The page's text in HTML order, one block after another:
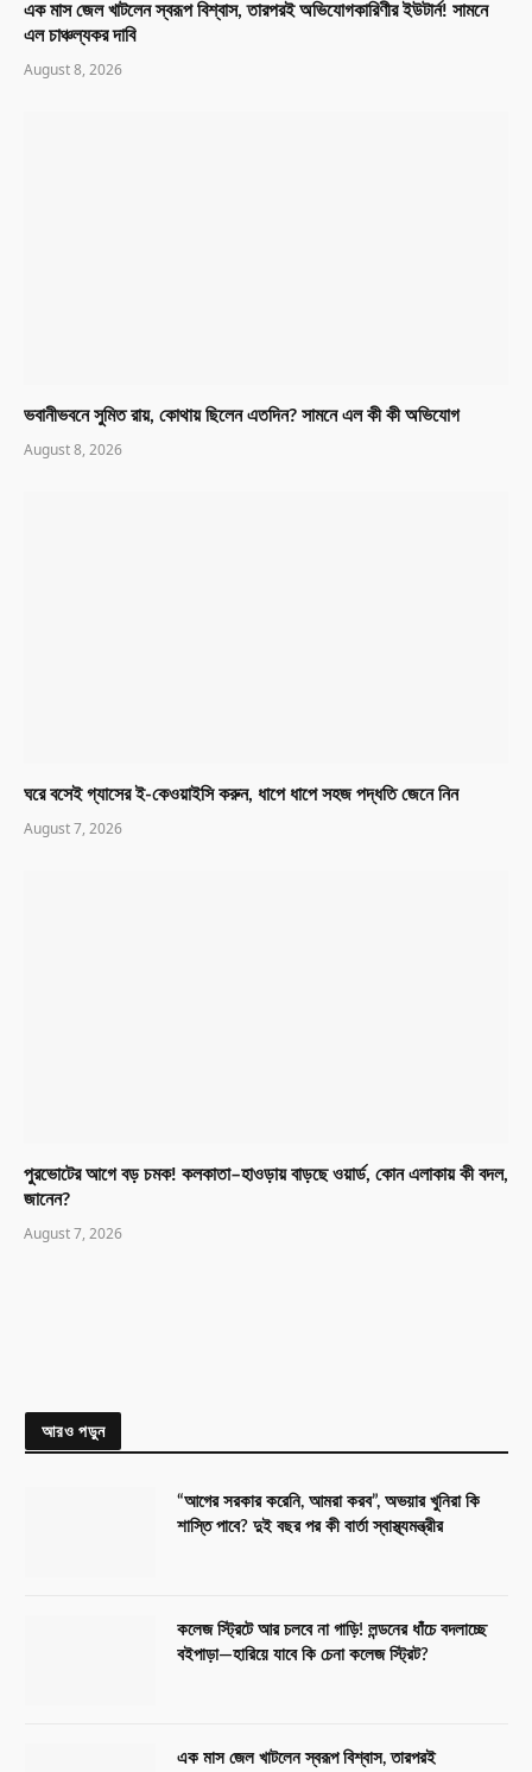
এক মাস জেল খাটলেন স্বরূপ বিশ্বাস, তারপরই অভিযোগকারিণীর ইউটার্ন! সামনে
এল চাঞ্চল্যকর দাবি
August 8, 2026
ভবানীভবনে সুমিত রায়, কোথায় ছিলেন এতদিন? সামনে এল কী কী অভিযোগ
August 8, 2026
ঘরে বসেই গ্যাসের ই-কেওয়াইসি করুন, ধাপে ধাপে সহজ পদ্ধতি জেনে নিন
August 7, 2026
পুরভোটের আগে বড় চমক! কলকাতা–হাওড়ায় বাড়ছে ওয়ার্ড, কোন এলাকায় কী বদল,
জানেন?
August 7, 2026
আরও পড়ুন
“আগের সরকার করেনি, আমরা করব”, অভয়ার খুনিরা কি
শাস্তি পাবে? দুই বছর পর কী বার্তা স্বাস্থ্যমন্ত্রীর
কলেজ স্ট্রিটে আর চলবে না গাড়ি! লন্ডনের ধাঁচে বদলাচ্ছে
বইপাড়া—হারিয়ে যাবে কি চেনা কলেজ স্ট্রিট?
এক মাস জেল খাটলেন স্বরূপ বিশ্বাস, তারপরই